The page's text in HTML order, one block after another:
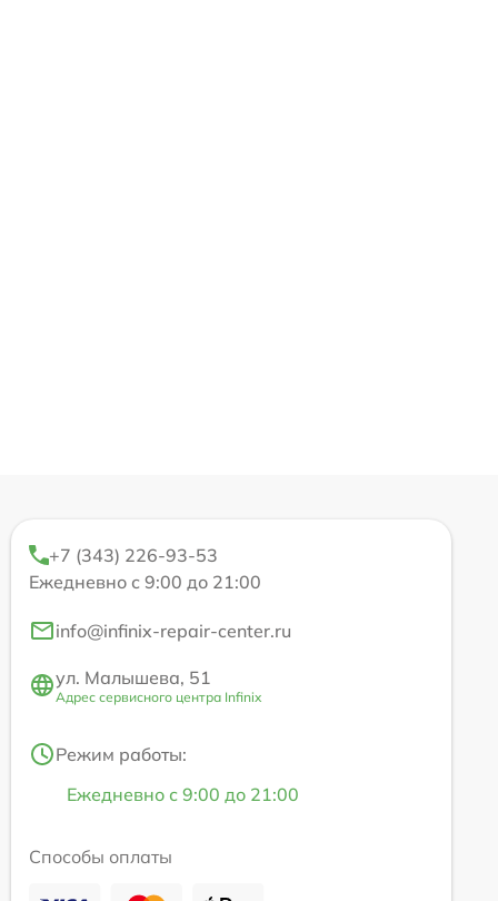
+7 (343) 226-93-53
Ежедневно с 9:00 до 21:00
info@infinix-repair-center.ru
ул. Малышева, 51
Адрес сервисного центра Infinix
Режим работы:
Ежедневно с 9:00 до 21:00
Способы оплаты